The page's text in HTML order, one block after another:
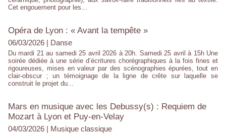
Cet engouement pour les...
Opéra de Lyon : « Avant la tempête »
06/03/2026 | Danse
Du mardi 21 au samedi 25 avril 2026 à 20h. Samedi 25 avril à 15h Une
soirée dédiée à une série d’écritures chorégraphiques à la fois fines et
rigoureuses, mises en valeur par des scénographies épurées, tout en
clair-obscur ; un témoignage de la ligne de crête sur laquelle se
construit le projet du...
Mars en musique avec les Debussy(s) : Requiem de
Mozart à Lyon et Puy-en-Velay
04/03/2026 | Musique classique